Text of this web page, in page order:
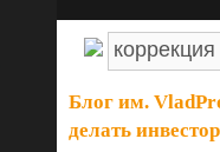
Блог им.
делать